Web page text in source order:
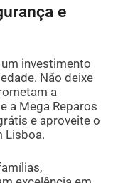
e
investimento
Não deixe
a
a Mega Reparos
e aproveite o
Lisboa.